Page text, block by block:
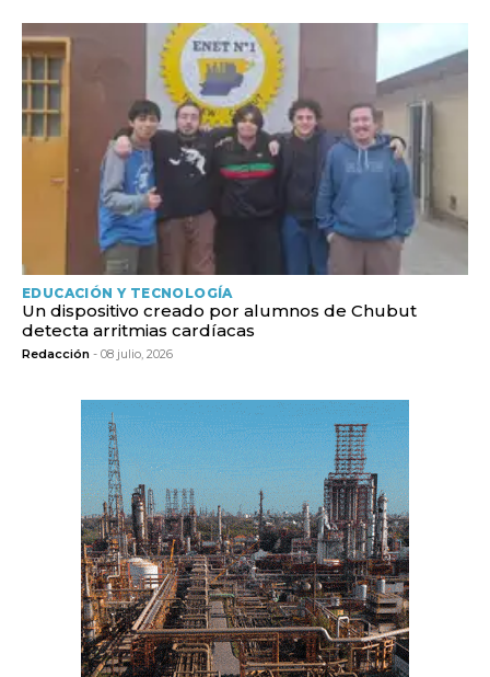
EDUCACIÓN Y TECNOLOGÍA
Un dispositivo creado por alumnos de Chubut
detecta arritmias cardíacas
Redacción - 08 julio, 2026